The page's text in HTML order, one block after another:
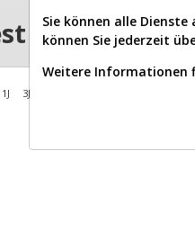
Natural
1J 3J
Sie können alle
können Sie jederzeit
Weitere Informationen